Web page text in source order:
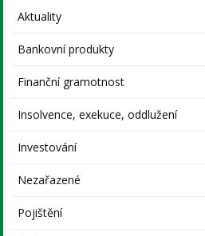
Aktuality
Bankovní produkty
Finanční gramotnost
Insolvence, exekuce, oddlužení
Investování
Nezařazené
Pojištění